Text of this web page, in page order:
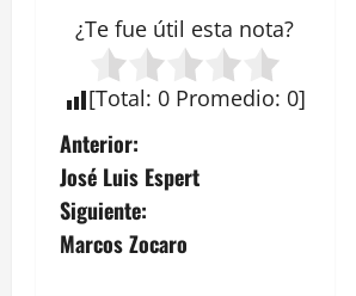
¿Te fue útil esta nota?
[Total: 0 Promedio: 0]
N
a
v
Anterior:
José Luis Espert
Siguiente:
Marcos Zocaro